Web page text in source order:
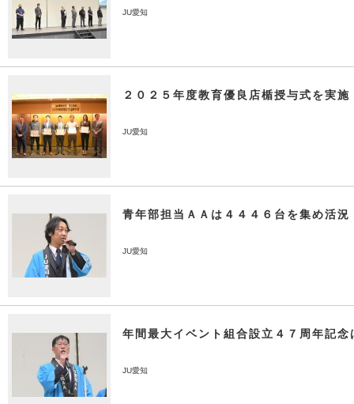
JU愛知
２０２５年度教育優良店楯授与式を実施
JU愛知
青年部担当ＡＡは４４４６台を集め活況
JU愛知
年間最大イベント組合設立４７周年記念
JU愛知